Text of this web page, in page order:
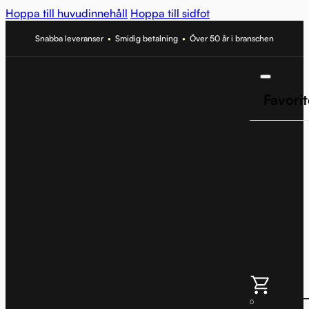
Hoppa till huvudinnehåll Hoppa till sidfot
Snabba leveranser • Smidig betalning • Över 50 år i branschen
0